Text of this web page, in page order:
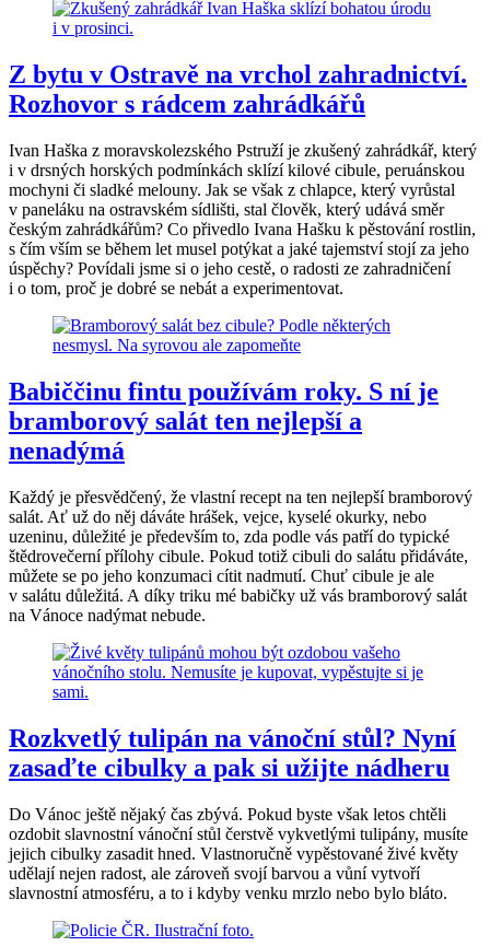
Z bytu v Ostravě na vrchol zahradnictví.
Rozhovor s rádcem zahrádkářů
Ivan Haška z moravskolezského Pstruží je zkušený zahrádkář, který
i v drsných horských podmínkách sklízí kilové cibule, peruánskou
mochyni či sladké melouny. Jak se však z chlapce, který vyrůstal
v paneláku na ostravském sídlišti, stal člověk, který udává směr
českým zahrádkářům? Co přivedlo Ivana Hašku k pěstování rostlin,
s čím vším se během let musel potýkat a jaké tajemství stojí za jeho
úspěchy? Povídali jsme si o jeho cestě, o radosti ze zahradničení
i o tom, proč je dobré se nebát a experimentovat.
Babiččinu fintu používám roky. S ní je
bramborový salát ten nejlepší a
nenadýmá
Každý je přesvědčený, že vlastní recept na ten nejlepší bramborový
salát. Ať už do něj dáváte hrášek, vejce, kyselé okurky, nebo
uzeninu, důležité je především to, zda podle vás patří do typické
štědrovečerní přílohy cibule. Pokud totiž cibuli do salátu přidáváte,
můžete se po jeho konzumaci cítit nadmutí. Chuť cibule je ale
v salátu důležitá. A díky triku mé babičky už vás bramborový salát
na Vánoce nadýmat nebude.
Rozkvetlý tulipán na vánoční stůl? Nyní
zasaďte cibulky a pak si užijte nádheru
Do Vánoc ještě nějaký čas zbývá. Pokud byste však letos chtěli
ozdobit slavnostní vánoční stůl čerstvě vykvetlými tulipány, musíte
jejich cibulky zasadit hned. Vlastnoručně vypěstované živé květy
udělají nejen radost, ale zároveň svojí barvou a vůní vytvoří
slavnostní atmosféru, a to i kdyby venku mrzlo nebo bylo bláto.